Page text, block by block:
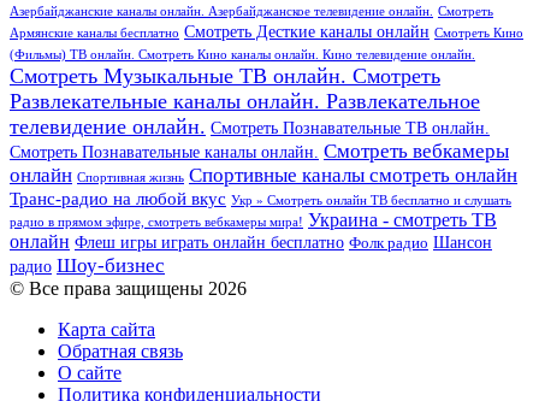
Азербайджанские каналы онлайн. Азербайджанское телевидение онлайн.
Смотреть
Армянские каналы бесплатно Смотреть Десткие каналы онлайн Смотреть Кино
(Фильмы) ТВ онлайн. Смотреть Кино каналы онлайн. Кино телевидение онлайн.
Смотреть Музыкальные ТВ онлайн. Смотреть
Развлекательные каналы онлайн. Развлекательное
телевидение онлайн. Смотреть Познавательные ТВ онлайн.
Смотреть Познавательные каналы онлайн. Смотреть вебкамеры
онлайн Спортивная жизнь Спортивные каналы смотреть онлайн
Транс-радио на любой вкус Укр » Смотреть онлайн ТВ бесплатно и слушать
радио в прямом эфире, смотреть вебкамеры мира! Украина - смотреть ТВ
онлайн Флеш игры играть онлайн бесплатно Фолк радио Шансон
радио Шоу-бизнес
© Все права защищены 2026
Карта сайта
Обратная связь
О сайте
Политика конфиденциальности